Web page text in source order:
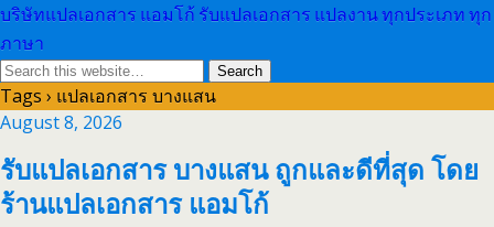
บริษัทแปลเอกสาร แอมโก้ รับแปลเอกสาร แปลงาน ทุกประเภท ทุก
ภาษา
Tags › แปลเอกสาร บางแสน
August 8, 2026
รับแปลเอกสาร บางแสน ถูกและดีที่สุด โดย
ร้านแปลเอกสาร แอมโก้